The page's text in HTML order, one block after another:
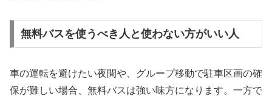
無料バスを使うべき人と使わない方がいい人
車の運転を避けたい夜間や、グループ移動で駐車区画の確
保が難しい場合、無料バスは強い味方になります。一方で